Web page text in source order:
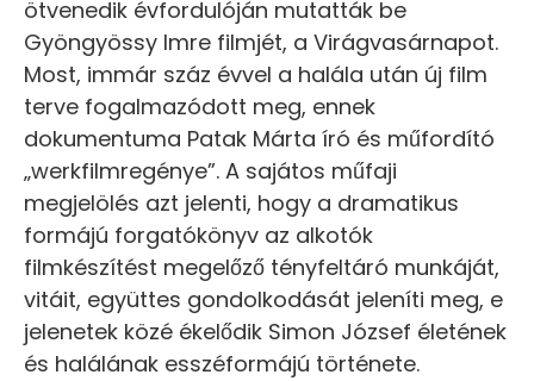
ötvenedik évfordulóján mutatták be
Gyöngyössy Imre filmjét, a Virágvasárnapot.
Most, immár száz évvel a halála után új film
terve fogalmazódott meg, ennek
dokumentuma Patak Márta író és műfordító
„werkfilmregénye”. A sajátos műfaji
megjelölés azt jelenti, hogy a dramatikus
formájú forgatókönyv az alkotók
filmkészítést megelőző tényfeltáró munkáját,
vitáit, együttes gondolkodását jeleníti meg, e
jelenetek közé ékelődik Simon József életének
és halálának esszéformájú története.